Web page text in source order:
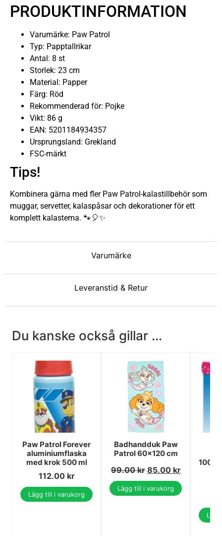
Varumärke
Leveranstid & Retur
PRODUKTINFORMATION
Varumärke: Paw Patrol
Typ: Papptallrikar
Antal: 8 st
Storlek: 23 cm
Material: Papper
Färg: Röd
Rekommenderad för: Pojke
Vikt: 86 g
EAN: 5201184934357
Ursprungsland: Grekland
FSC-märkt
Tips!
Kombinera gärna med fler Paw Patrol-kalastillbehör som
muggar, servetter, kalaspåsar och dekorationer för ett
komplett kalastema. 🐾🎈✨
Du kanske också gillar ...
Paw Patrol Forever
aluminiumflaska
med krok 500 ml
112.00 kr
Lägg till i varukorg
Badhandduk Paw
Patrol 60x120 cm
99.00kr 85.00 kr
Lägg till i varukorg